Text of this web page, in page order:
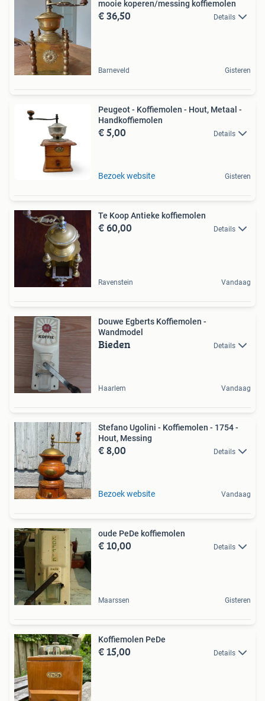
mooie koperen/messing koffiemolen
€ 36,50 Details
Barneveld Gisteren
Peugeot - Koffiemolen - Hout, Metaal -
Handkoffiemolen
€ 5,00 Details
Bezoek website Gisteren
Te Koop Antieke koffiemolen
€ 60,00 Details
Ravenstein Vandaag
Douwe Egberts Koffiemolen -
Wandmodel
Bieden Details
Haarlem Vandaag
Stefano Ugolini - Koffiemolen - 1754 -
Hout, Messing
€ 8,00 Details
Bezoek website Vandaag
oude PeDe koffiemolen
€ 10,00 Details
Maarssen Gisteren
Koffiemolen PeDe
€ 15,00 Details